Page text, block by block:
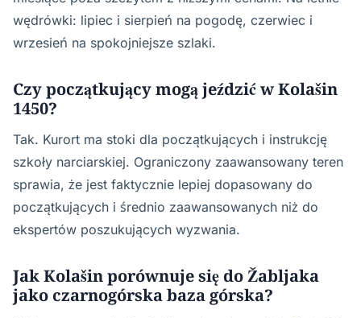
wędrówki: lipiec i sierpień na pogodę, czerwiec i
wrzesień na spokojniejsze szlaki.
Czy początkujący mogą jeździć w Kolašin
1450?
Tak. Kurort ma stoki dla początkujących i instrukcję
szkoły narciarskiej. Ograniczony zaawansowany teren
sprawia, że jest faktycznie lepiej dopasowany do
początkujących i średnio zaawansowanych niż do
ekspertów poszukujących wyzwania.
Jak Kolašin porównuje się do Žabljaka
jako czarnogórska baza górska?